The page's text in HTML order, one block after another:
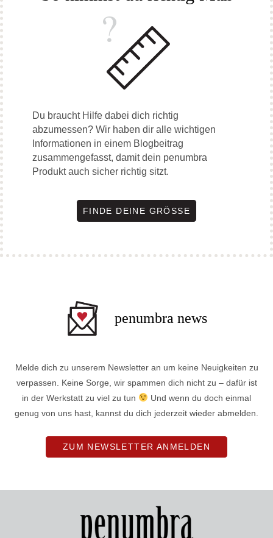
Du braucht Hilfe dabei dich richtig
abzumessen? Wir haben dir alle wichtigen
Informationen in einem Blogbeitrag
zusammengefasst, damit dein penumbra
Produkt auch sicher richtig sitzt.
FINDE DEINE GRÖSSE
penumbra news
Melde dich zu unserem Newsletter an um keine Neuigkeiten zu
verpassen. Keine Sorge, wir spammen dich nicht zu – dafür ist
in der Werkstatt zu viel zu tun
Und wenn du doch einmal
genug von uns hast, kannst du dich jederzeit wieder abmelden.
ZUM NEWSLETTER ANMELDEN